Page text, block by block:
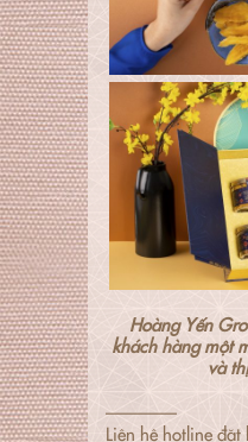
Hoàng Yến
khách hàng một
và
————
Liên hệ hotline